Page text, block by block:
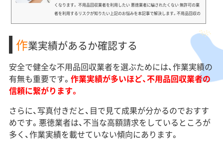
くなります。 不用品回収業者を利用したい 悪徳業者に騙されたくない 無許可の業
者を利用するリスクが知りたい上記のお悩みを本記事で解決します。不用品回収の
ださい。不用品回収に資格は必要？不用品回収業を営む際には、古物商許可や産業廃
棄物収集運搬業許可などの有無をチェックしまし...
作業実績があるか確認する
安全で健全な不用品回収業者を選ぶためには、作業実績の
有無も重要です。 作業実績が多いほど、不用品回収業者の
信頼に繋がります。
さらに、写真付きだと、目で見て成果が分かるのでおすす
めです。悪徳業者は、不当な高額請求をしているところが
多く、作業実績を載せていない傾向にあります。